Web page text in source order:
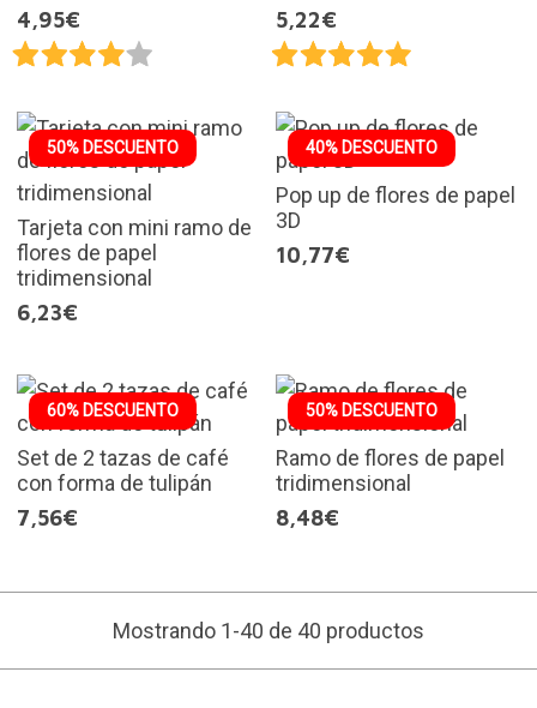
4,95€
5,22€
50% DESCUENTO
Tarjeta con mini ramo de
flores de papel
tridimensional
6,23€
40% DESCUENTO
Pop up de flores de papel
3D
10,77€
60% DESCUENTO
Set de 2 tazas de café
con forma de tulipán
7,56€
50% DESCUENTO
Ramo de flores de papel
tridimensional
8,48€
Mostrando 1-40 de 40 productos